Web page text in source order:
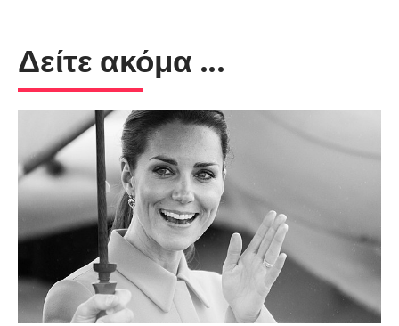
Δείτε ακόμα ...